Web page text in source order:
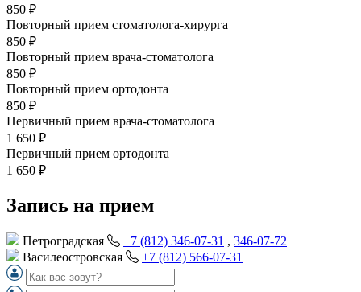
850 ₽
Повторный прием стоматолога-хирурга
850 ₽
Повторный прием врача-стоматолога
850 ₽
Повторный прием ортодонта
850 ₽
Первичный прием врача-стоматолога
1 650 ₽
Первичный прием ортодонта
1 650 ₽
Запись на прием
Петроградская +7 (812) 346-07-31 , 346-07-72
Василеостровская
+7 (812) 566-07-31